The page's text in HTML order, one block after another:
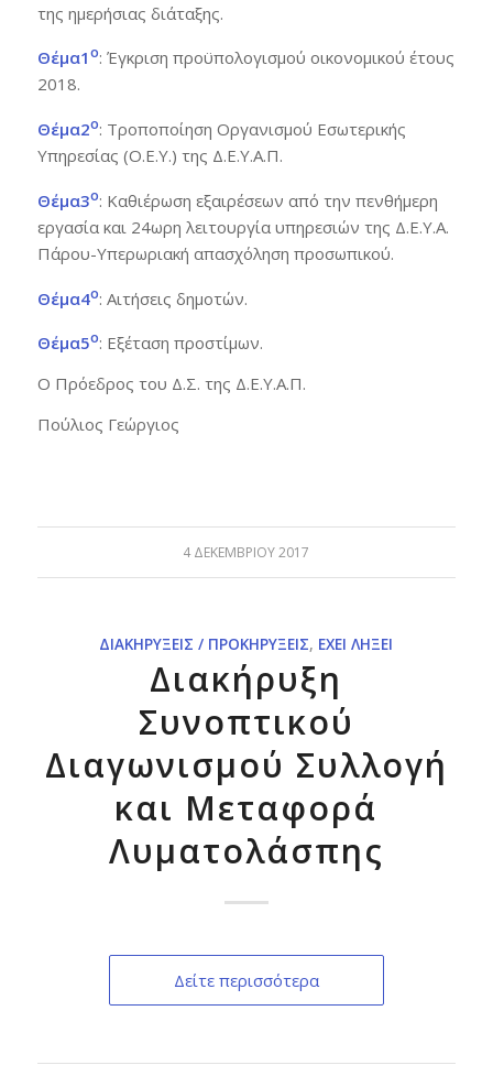
της ημερήσιας διάταξης.
Θέμα1ο: Έγκριση προϋπολογισμού οικονομικού έτους
2018.
Θέμα2ο: Τροποποίηση Οργανισμού Εσωτερικής
Υπηρεσίας (Ο.Ε.Υ.) της Δ.Ε.Υ.Α.Π.
Θέμα3ο: Καθιέρωση εξαιρέσεων από την πενθήμερη
εργασία και 24ωρη λειτουργία υπηρεσιών της Δ.Ε.Υ.Α.
Πάρου-Υπερωριακή απασχόληση προσωπικού.
Θέμα4ο: Αιτήσεις δημοτών.
Θέμα5ο: Εξέταση προστίμων.
Ο Πρόεδρος του Δ.Σ. της Δ.Ε.Υ.Α.Π.
Πούλιος Γεώργιος
4 ΔΕΚΕΜΒΡΊΟΥ 2017
ΔΙΑΚΗΡΎΞΕΙΣ / ΠΡΟΚΗΡΎΞΕΙΣ, ΈΧΕΙ ΛΉΞΕΙ
Διακήρυξη
Συνοπτικού
Διαγωνισμού Συλλογή
και Μεταφορά
Λυματολάσπης
Δείτε περισσότερα